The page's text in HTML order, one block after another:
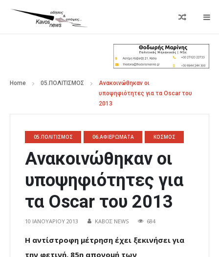
Home 05.ΠΟΛΙΤΙΣΜΟΣ
Ανακοινώθηκαν οι
υποψηφιότητες για τα Οscar του
2013
05.ΠΟΛΙΤΙΣΜΟΣ 06.ΑΦΙΕΡΩΜΑΤΑ ΚΟΣΜΟΣ
Ανακοινώθηκαν οι
υποψηφιότητες για
τα Οscar του 2013
10 ΙΑΝΟΥΑΡΊΟΥ 2013 ΚΑΒΟΣ NEWS 684
Η αντίστροφη μέτρηση έχει ξεκινήσει για
την φετινή, 85η απονομή των